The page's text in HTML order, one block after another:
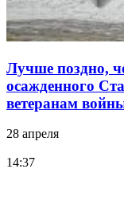
Лучше поздно,
осажденного
ветеранам
28 апреля
14:37